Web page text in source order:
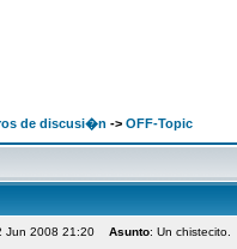
de discusi�n -> OFF-Topic
Jun 2008 21:20 Asunto: Un chistecito.